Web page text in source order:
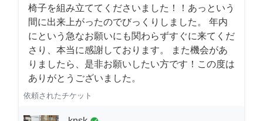
椅子を組み立ててくださいました！！あっという
間に出来上がったのでびっくりしました。 年内
にという急なお願いにも関わらずすぐに来てくだ
さり、本当に感謝しております。 また機会があ
りましたら、是非お願いしたい方です！この度は
ありがとうございました。
依頼されたチケット